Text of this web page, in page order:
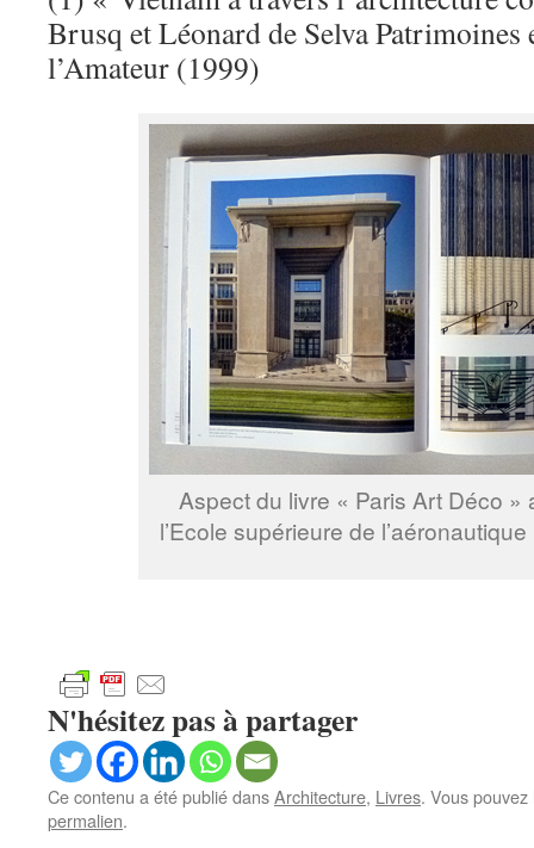
Brusq et Léonard de Selva
l’Amateur (1999)
Aspect du livre « Paris Art Déco »
l’Ecole supérieure de
N'hésitez pas à partager
Ce contenu a été publié dansArchitecture, Livres. Vous
permalien.